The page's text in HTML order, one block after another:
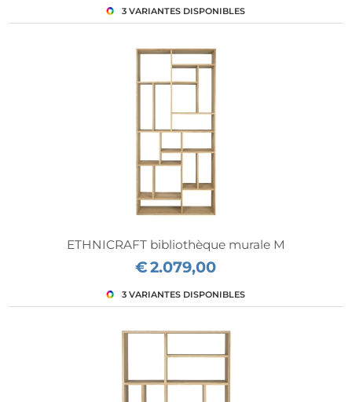
ETHNICRAFT bibliothèque murale M
€2.079,00